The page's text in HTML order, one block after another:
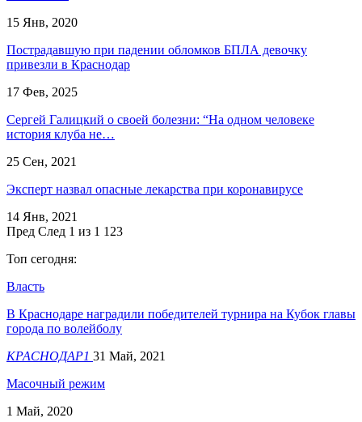
15 Янв, 2020
Пострадавшую при падении обломков БПЛА девочку
привезли в Краснодар
17 Фев, 2025
​Сергей Галицкий о своей болезни: “На одном человеке
история клуба не…
25 Сен, 2021
Эксперт назвал опасные лекарства при коронавирусе
14 Янв, 2021
Пред След 1 из 1 123
Топ сегодня:
Власть
В Краснодаре наградили победителей турнира на Кубок главы
города по волейболу
КРАСНОДАР1 31 Май, 2021
Масочный режим
1 Май, 2020